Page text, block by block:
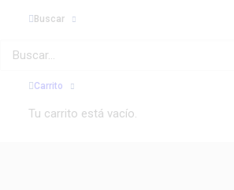
Buscar
Carrito
Tu carrito está vacío.